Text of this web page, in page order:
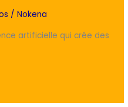
/Nokena
artificielle qui crée des